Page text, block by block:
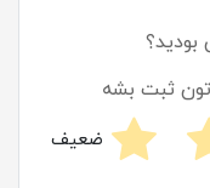
ثبت بشه